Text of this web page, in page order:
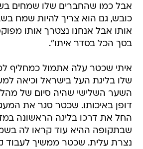
אבל כמו שהחברים שלו שמחים
כובש, גם הוא צריך להיות שמח
אותו אבל אנחנו נצטרך אותו
בסך הכל בסדר איתו".
שלו בליגת העל בישראל וכיאה
השער השלישי שהיה סיום של
דופן באיכותו. שכטר סגר את
החל את דרכו בליגה הראשונה
שבתקופה ההיא עוד קראו לה
נצרת עלית. שכטר ממשיך לעבוד